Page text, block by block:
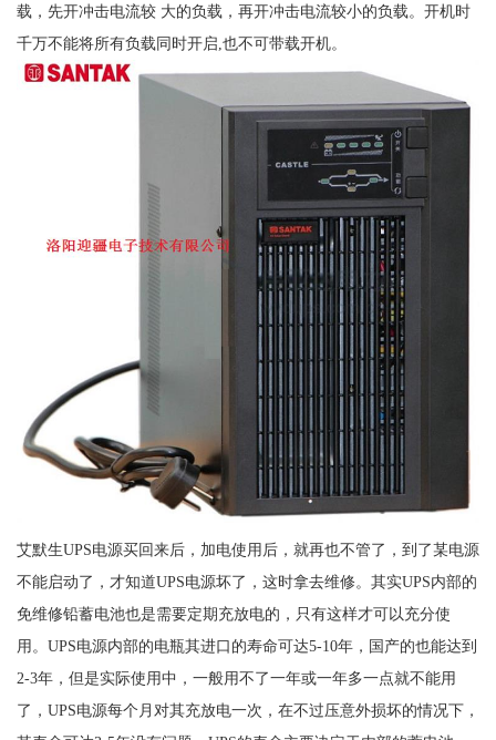
载，先开冲击电流较 大的负载，再开冲击电流较小的负载。开机时
千万不能将所有负载同时开启,也不可带载开机。
艾默生UPS电源买回来后，加电使用后，就再也不管了，到了某电源
不能启动了，才知道UPS电源坏了，这时拿去维修。其实UPS内部的
免维修铅蓄电池也是需要定期充放电的，只有这样才可以充分使
用。UPS电源内部的电瓶其进口的寿命可达5-10年，国产的也能达到
2-3年，但是实际使用中，一般用不了一年或一年多一点就不能用
了，UPS电源每个月对其充放电一次，在不过压意外损坏的情况下，